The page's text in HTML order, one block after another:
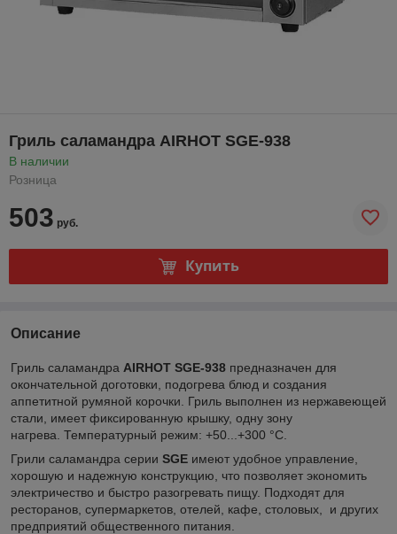
Гриль саламандра AIRHOT SGE-938
В наличии
Розница
503 руб.
Купить
Описание
Гриль саламандра AIRHOT SGE-938 предназначен для
окончательной доготовки, подогрева блюд и создания
аппетитной румяной корочки. Гриль выполнен из нержавеющей
стали, имеет фиксированную крышку, одну зону
нагрева. Температурный режим: +50...+300 °C.
Грили саламандра серии SGE имеют удобное управление,
хорошую и надежную конструкцию, что позволяет экономить
электричество и быстро разогревать пищу. Подходят для
ресторанов, супермаркетов, отелей, кафе, столовых, и других
предприятий общественного питания.